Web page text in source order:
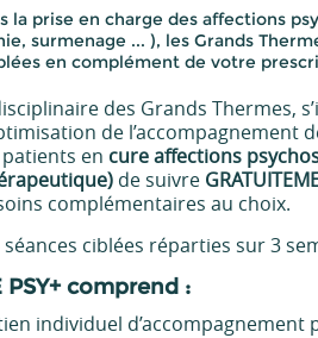
la prise en charge des affections
surmenage ... ), les Grands
en complément de votre
des Grands Thermes,
de l’accompagnement
en cure affections
de suivre
complémentaires au choix.
ciblées réparties sur 3
PSY+ comprend :
individuel d’accompagnement